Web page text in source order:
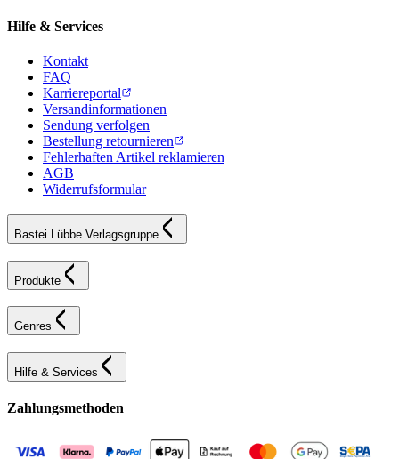
Hilfe & Services
Kontakt
FAQ
Karriereportal
Versandinformationen
Sendung verfolgen
Bestellung retournieren
Fehlerhaften Artikel reklamieren
AGB
Widerrufsformular
Bastei Lübbe Verlagsgruppe
Produkte
Genres
Hilfe & Services
Zahlungsmethoden